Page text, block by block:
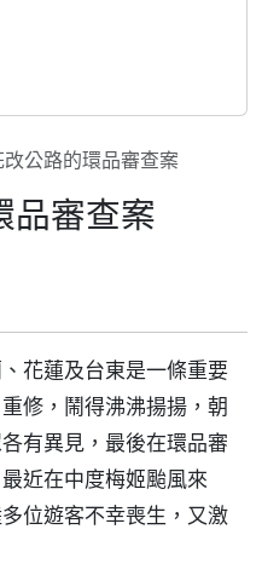
公路的環品審查案
品審查案
花蓮及台東是一條重要
修，鬧得沸沸揚揚，朝
有異見，最後在環品審
近在中度梅姬颱風來
位遊客不幸喪生，又激